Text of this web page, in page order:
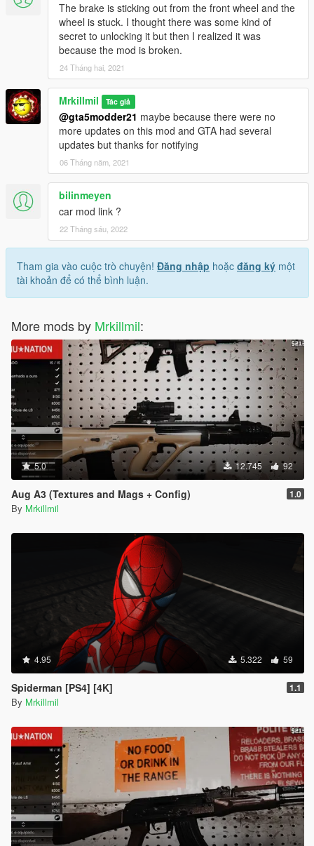
The brake is sticking out from the front wheel and the
wheel is stuck. I thought there was some kind of
secret to unlocking it but then I realized it was
because the mod is broken.
24 Tháng hai, 2021
Mrkillmil Tác giả
@gta5modder21 maybe because there were no
more updates on this mod and GTA had several
updates but thanks for notifying
06 Tháng năm, 2021
bilinmeyen
car mod link ?
22 Tháng sáu, 2022
Tham gia vào cuộc trò chuyện! Đăng nhập hoặc đăng ký một
tài khoản để có thể bình luận.
More mods by Mrkillmil:
5.0 12.745 92
Aug A3 (Textures and Mags + Config) 1.0
By Mrkillmil
4.95 5.322 59
Spiderman [PS4] [4K] 1.1
By Mrkillmil